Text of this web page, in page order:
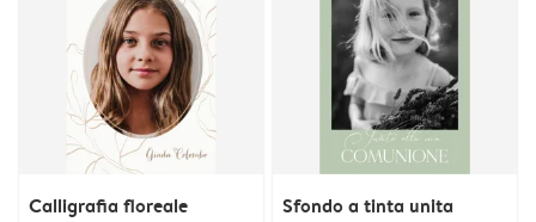
Calligrafia floreale Sfondo a tinta unita